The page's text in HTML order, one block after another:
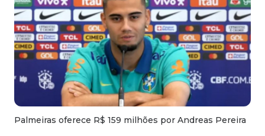
Palmeiras oferece R$ 159 milhões por Andreas Pereira